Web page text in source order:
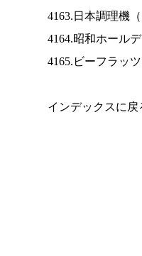
4163.日本調理機（
4164.昭和ホール
4165.ビーフラッ
インデックスに戻